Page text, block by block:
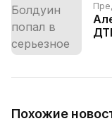
Похожие